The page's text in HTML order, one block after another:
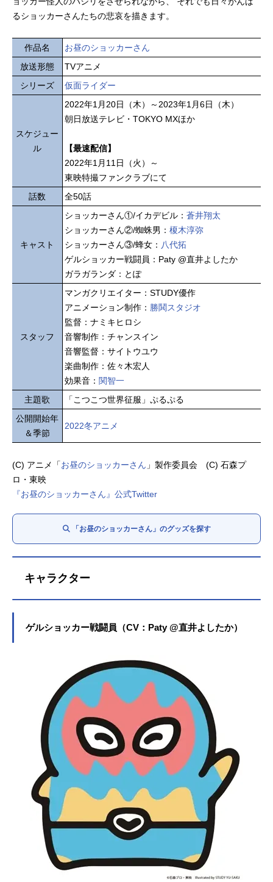
るショッカーさんたちの悲哀を描きます。
作品名
お昼のショッカーさん
放送形態
TVアニメ
シリーズ
仮面ライダー
スケジュー
ル
2022年1月20日（木）～2023年1月6日（木）
朝日放送テレビ・TOKYO MXほか
【最速配信】
2022年1月11日（火）～
東映特撮ファンクラブにて
話数
全50話
キャスト
ショッカーさん①/イカデビル： 蒼井翔太
ショッカーさん②/蜘蛛男： 榎木淳弥
ショッカーさん③/蜂女： 八代拓
ゲルショッカー戦闘員：Paty @直井よしたか
ガラガランダ：とぽ
スタッフ
マンガクリエイター：STUDY優作
アニメーション制作： 勝鬨スタジオ
監督：ナミキヒロシ
音響制作：チャンスイン
音響監督：サイトウユウ
楽曲制作：佐々木宏人
効果音： 関智一
主題歌
「こつこつ世界征服」ぷるぷる
公開開始年
＆季節
2022冬アニメ
(C) アニメ「お昼のショッカーさん 」製作委員会 (C) 石森プ
ロ・東映
『お昼のショッカーさん』公式Twitter
「お昼のショッカーさん」のグッズを探す
キャラクター
ゲルショッカー戦闘員（CV：Paty @直井よしたか）